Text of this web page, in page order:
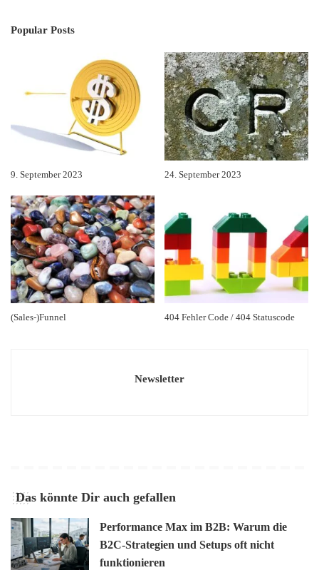
Popular Posts
9. September 2023 24. September 2023
(Sales-)Funnel 404 Fehler Code / 404 Statuscode
Newsletter
Das könnte Dir auch gefallen
Performance Max im B2B: Warum die
B2C-Strategien und Setups oft nicht
funktionieren